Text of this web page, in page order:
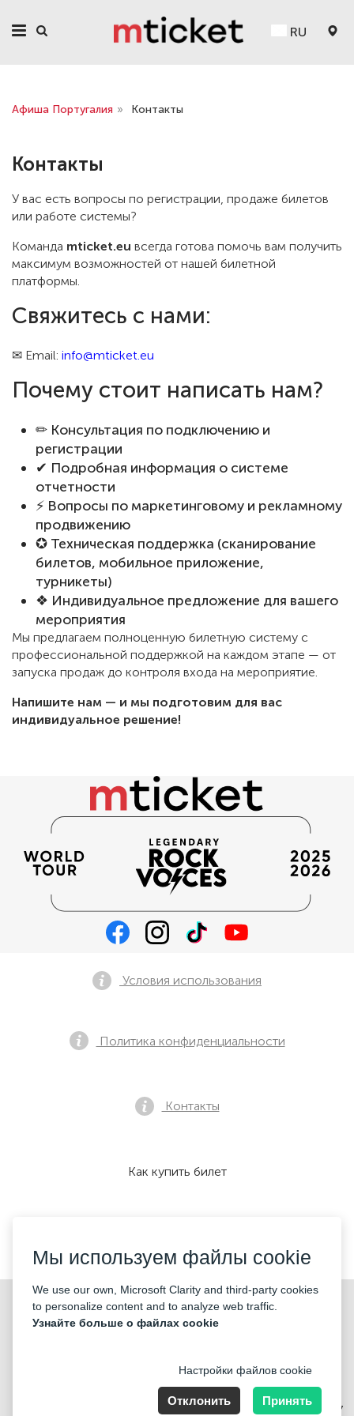
RU
Афиша Португалия » Контакты
Контакты
У вас есть вопросы по регистрации, продаже билетов
или работе системы?
Команда mticket.eu всегда готова помочь вам получить
максимум возможностей от нашей билетной
платформы.
Свяжитесь с нами:
✉ Email: info@mticket.eu
Почему стоит написать нам?
✏ Консультация по подключению и
регистрации
✔ Подробная информация о системе
отчетности
⚡ Вопросы по маркетинговому и рекламному
продвижению
✪ Техническая поддержка (сканирование
билетов, мобильное приложение,
турникеты)
❖ Индивидуальное предложение для вашего
мероприятия
Мы предлагаем полноценную билетную систему с
профессиональной поддержкой на каждом этапе — от
запуска продаж до контроля входа на мероприятие.
Напишите нам — и мы подготовим для вас
индивидуальное решение!
©2026 «KONTRAMARKA OÜ» Все права защищены
Условия использования
Политика конфиденциальности
Контакты
Как купить билет
Harju maakond, Tallinn, Kesklinna linnaosa, Pärnu mnt 139b, 11317
Мы используем файлы cookie
We use our own, Microsoft Clarity and third-party cookies
to personalize content and to analyze web traffic.
Узнайте больше о файлах cookie
Настройки файлов cookie
Отклонить Принять